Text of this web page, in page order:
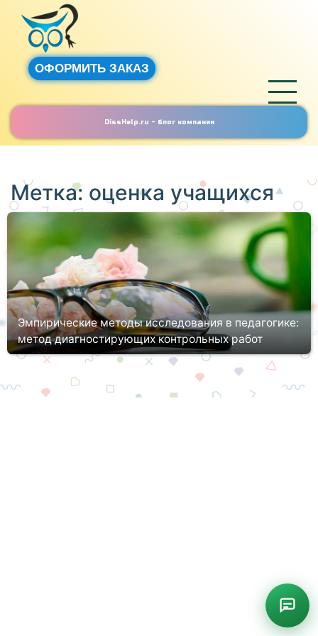
ОФОРМИТЬ ЗАКАЗ
DissHelp.ru - блог компании
Метка: оценка учащихся
Эмпирические методы исследования в педагогике:
метод диагностирующих контрольных работ
В процессе обучения педагог должен не только делиться
знаниями и опытом, разъяснять предмет, учить детей, но и
контролировать их достижения и успехи. Ни одна